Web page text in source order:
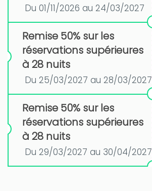
Du 01/11/2026 au 24/03/2027
Remise 50% sur les
réservations supérieures
à 28 nuits
Du 25/03/2027 au 28/03/2027
Remise 50% sur les
réservations supérieures
à 28 nuits
Du 29/03/2027 au 30/04/2027